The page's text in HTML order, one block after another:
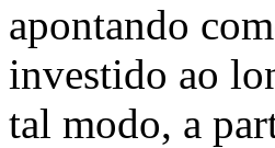
apontando
investido ao
tal modo, a